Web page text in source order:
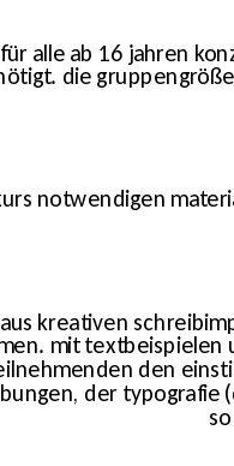
alle ab 16 jahren
die
notwendigen
kreativen
mit
den
der typografie